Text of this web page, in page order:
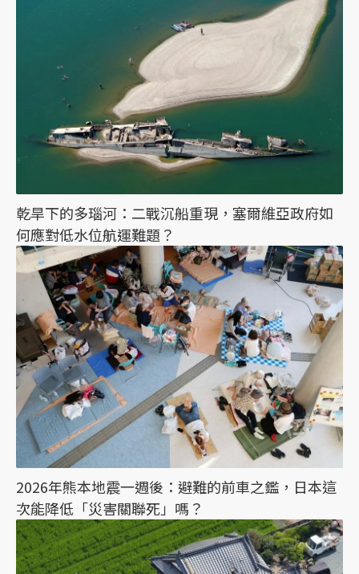
乾旱下的多瑙河：二戰沉船重現，塞爾維亞政府如
何應對低水位航運難題？
2026年熊本地震一週後：避難的前車之鑑，日本這
次能降低「災害關聯死」嗎？